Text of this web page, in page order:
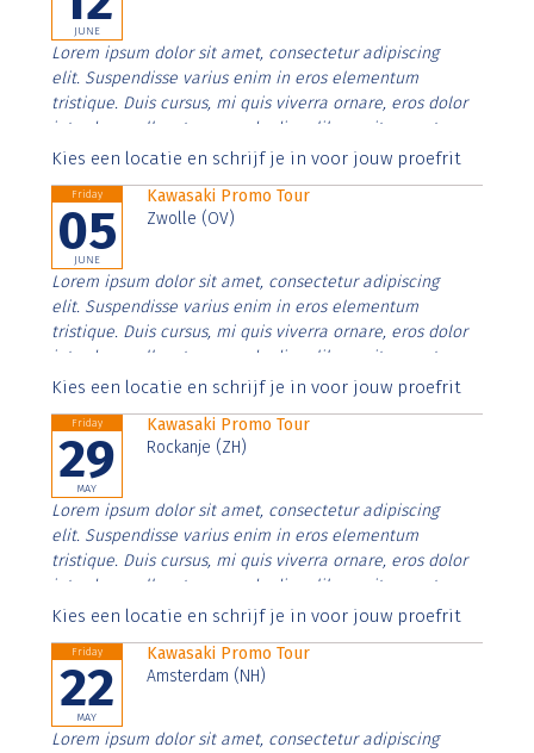
JUNE
Lorem ipsum dolor sit amet, consectetur adipiscing
elit. Suspendisse varius enim in eros elementum
tristique. Duis cursus, mi quis viverra ornare, eros dolor
interdum nulla, ut commodo diam libero vitae erat.
Aenean faucibus nibh et justo cursus id rutrum lorem
Kies een locatie en schrijf je in voor jouw proefrit
Friday
05
JUNE
Kawasaki Promo Tour
Zwolle (OV)
Lorem ipsum dolor sit amet, consectetur adipiscing
elit. Suspendisse varius enim in eros elementum
tristique. Duis cursus, mi quis viverra ornare, eros dolor
interdum nulla, ut commodo diam libero vitae erat.
Aenean faucibus nibh et justo cursus id rutrum lorem
Kies een locatie en schrijf je in voor jouw proefrit
Friday
29
MAY
Kawasaki Promo Tour
Rockanje (ZH)
Lorem ipsum dolor sit amet, consectetur adipiscing
elit. Suspendisse varius enim in eros elementum
tristique. Duis cursus, mi quis viverra ornare, eros dolor
interdum nulla, ut commodo diam libero vitae erat.
Aenean faucibus nibh et justo cursus id rutrum lorem
Kies een locatie en schrijf je in voor jouw proefrit
Friday
22
MAY
Kawasaki Promo Tour
Amsterdam (NH)
Lorem ipsum dolor sit amet, consectetur adipiscing